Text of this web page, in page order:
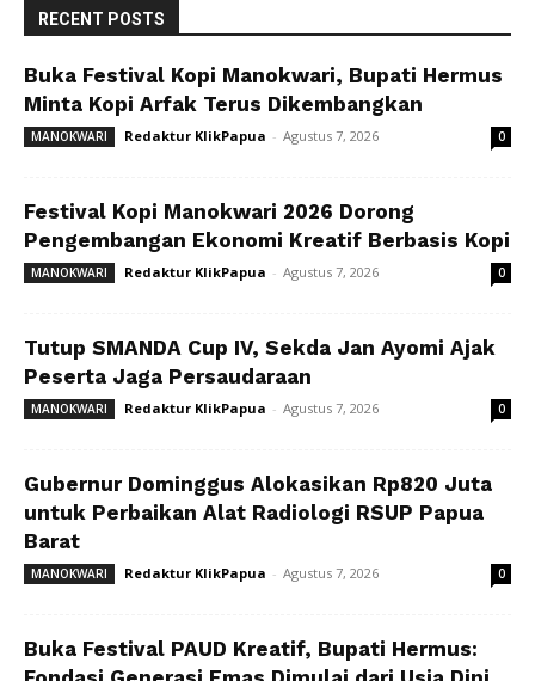
RECENT POSTS
Buka Festival Kopi Manokwari, Bupati Hermus
Minta Kopi Arfak Terus Dikembangkan
MANOKWARI Redaktur KlikPapua - Agustus 7, 2026 0
Festival Kopi Manokwari 2026 Dorong
Pengembangan Ekonomi Kreatif Berbasis Kopi
MANOKWARI Redaktur KlikPapua - Agustus 7, 2026 0
Tutup SMANDA Cup IV, Sekda Jan Ayomi Ajak
Peserta Jaga Persaudaraan
MANOKWARI Redaktur KlikPapua - Agustus 7, 2026 0
Gubernur Dominggus Alokasikan Rp820 Juta
untuk Perbaikan Alat Radiologi RSUP Papua
Barat
MANOKWARI Redaktur KlikPapua - Agustus 7, 2026 0
Buka Festival PAUD Kreatif, Bupati Hermus: